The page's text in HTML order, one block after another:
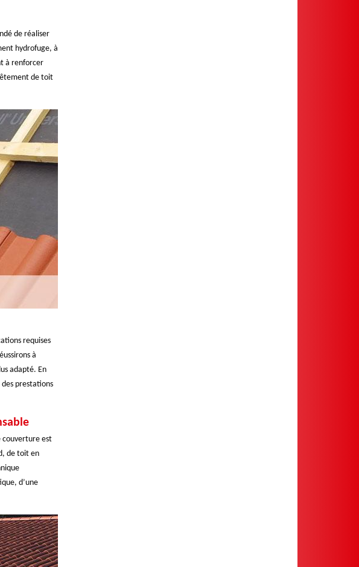
de réaliser
hydrofuge, à
à renforcer
de toit
requises
à
adapté. En
prestations
couverture est
de toit en
d’une